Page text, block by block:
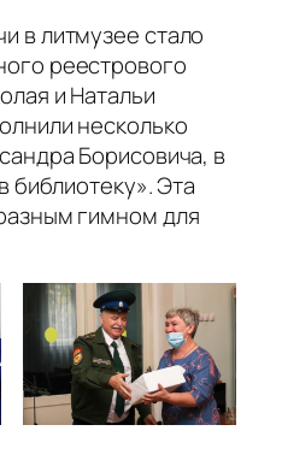
в литмузее стало
реестрового
и Натальи
несколько
Борисовича, в
библиотеку». Эта
гимном для